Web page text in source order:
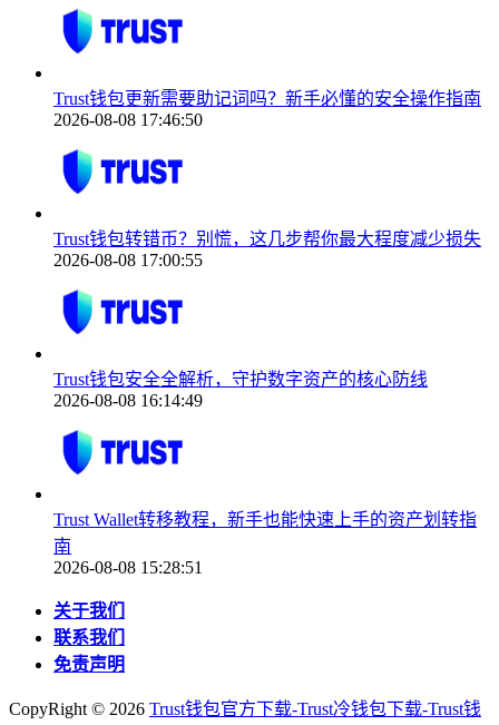
Trust钱包更新需要助记词吗？新手必懂的安全操作指南
2026-08-08 17:46:50
Trust钱包转错币？别慌，这几步帮你最大程度减少损失
2026-08-08 17:00:55
Trust钱包安全全解析，守护数字资产的核心防线
2026-08-08 16:14:49
Trust Wallet转移教程，新手也能快速上手的资产划转指
南
2026-08-08 15:28:51
关于我们
联系我们
免责声明
CopyRight © 2026 Trust钱包官方下载-Trust冷钱包下载-Trust钱